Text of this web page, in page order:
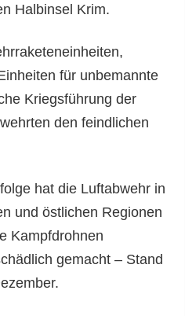
Halbinsel Krim.
für unbemannte
Kriegsführung der
den feindlichen
hat die Luftabwehr in
und östlichen Regionen
Kampfdrohnen
gemacht – Stand